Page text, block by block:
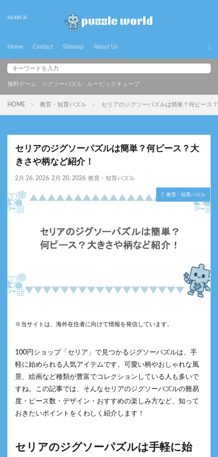
Home Contact Sitemap About Us
無料ゲーム ジグソーパズル ルービックキューブ
HOME 教育・知育パズル セリアのジグソーパズルは簡単？何ピース
セリアのジグソーパズルは簡単？何ピース？大
きさや柄など紹介！
2月 26, 2026 2月 20, 2026 教育・知育パズル
教育・知育パズル
※当サイトは、海外在住者に向けて情報を発信しています。
100円ショップ「セリア」で見つかるジグソーパズルは、手
軽に始められる人気アイテムです。可愛い柄やおしゃれな風
景、絵画など種類が豊富でコレクションしている人も多いで
すね。この記事では、そんなセリアのジグソーパズルの難易
度・ピース数・デザイン・おすすめの楽しみ方など、知って
おきたいポイントをくわしく紹介します！
セリアのジグソーパズルは手軽に始